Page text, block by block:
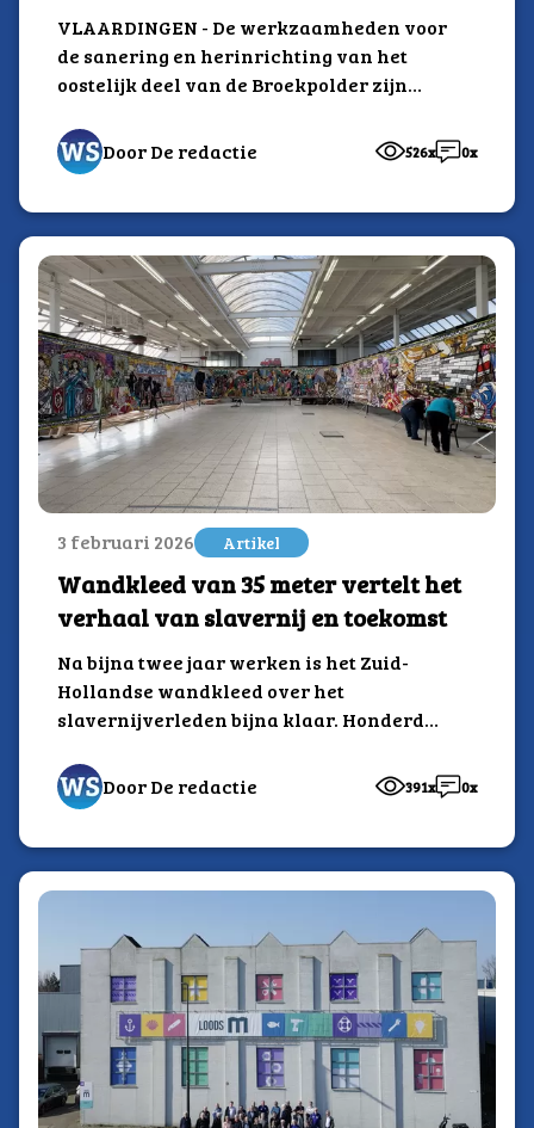
VLAARDINGEN - De werkzaamheden voor
de sanering en herinrichting van het
oostelijk deel van de Broekpolder zijn
Door De redactie
526x 0x
3 februari 2026 Artikel
Wandkleed van 35 meter vertelt het
verhaal van slavernij en toekomst
Na bijna twee jaar werken is het Zuid-
Hollandse wandkleed over het
slavernijverleden bijna klaar. Honderden
Door De redactie
391x 0x